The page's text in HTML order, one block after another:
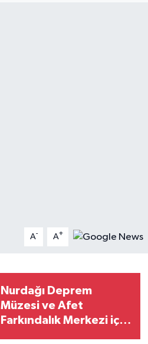
A- A+
Nurdağı Deprem
Müzesi ve Afet
Farkındalık Merkezi için